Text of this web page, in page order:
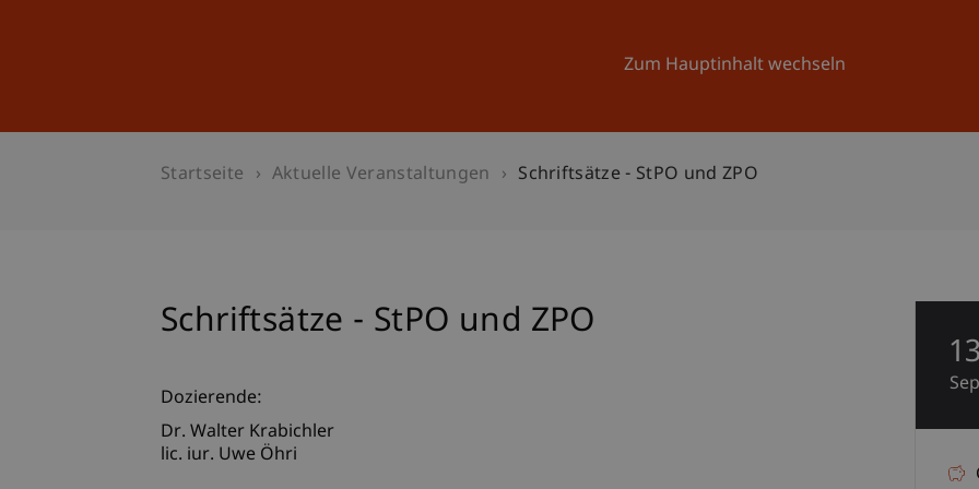
Zum Hauptinhalt wechseln
Universität Aktuelles
Startseite Aktuelle Veranstaltungen Schriftsätze - StPO und ZPO
Schriftsätze - StPO und ZPO
Dozierende:
Dr. Walter Krabichler
lic. iur. Uwe Öhri
13
Sep